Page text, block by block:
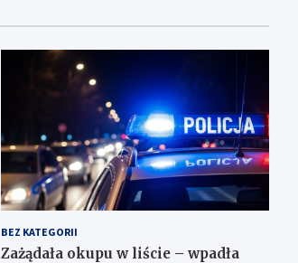
BEZ KATEGORII
Zażądała okupu w liście – wpadła